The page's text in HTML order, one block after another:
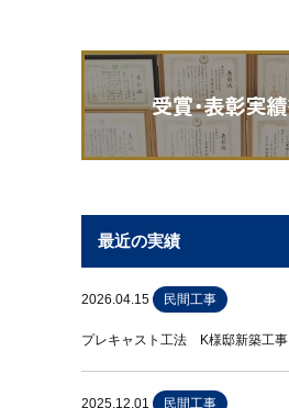
最近の実績
2026.04.15 民間工事
プレキャスト工法 K様邸新築工事
2025.12.01 民間工事